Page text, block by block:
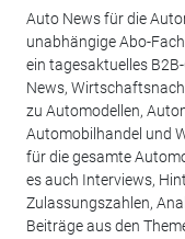
Auto News für die
unabhängige Abo-
ein tagesaktuelles
News,
zu Automodellen,
Automobilhandel und
für die gesamte
es auch Interviews,
Zulassungszahlen,
Beiträge aus den